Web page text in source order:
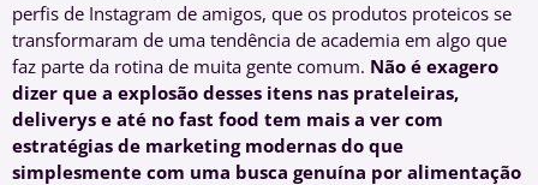
perfis de Instagram de amigos, que os produtos proteicos se
transformaram de uma tendência de academia em algo que
faz parte da rotina de muita gente comum. Não é exagero
dizer que a explosão desses itens nas prateleiras,
deliverys e até no fast food tem mais a ver com
estratégias de marketing modernas do que
simplesmente com uma busca genuína por alimentação